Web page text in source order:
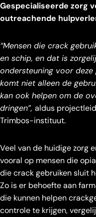
Gespecialiseerde zorg
outreachende
“Mensen die crack
en schip, en dat is
ondersteuning voor
komt niet alleen de
kan ook helpen om de
dringen”, aldus
Trimbos-instituut.
Veel van de huidige zorg
vooral op mensen die
die crack gebruiken sluit
Zo is er behoefte aan
die kunnen helpen
controle te krijgen,